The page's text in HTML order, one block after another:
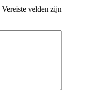
Vereiste velden zijn